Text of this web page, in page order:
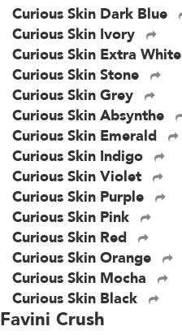
Curious Skin Dark Blue
Curious Skin Ivory
Curious Skin Extra White
Curious Skin Stone
Curious Skin Grey
Curious Skin Absynthe
Curious Skin Emerald
Curious Skin Indigo
Curious Skin Violet
Curious Skin Purple
Curious Skin Pink
Curious Skin Red
Curious Skin Orange
Curious Skin Mocha
Curious Skin Black
Favini Crush